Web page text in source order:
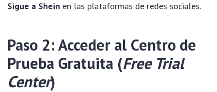
Sigue a Shein en las plataformas de redes sociales.
Paso 2: Acceder al Centro de
Prueba Gratuita (Free Trial
Center)